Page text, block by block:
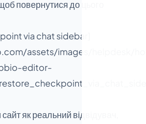
повернутися до цього
via chat sidebar]
assets/images/helpdesk/
editor-
як реальний відвідувач,